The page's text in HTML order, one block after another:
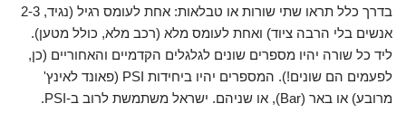
בדרך כלל תראו שתי שורות או טבלאות: אחת לעומס רגיל (נגיד, 2-3
אנשים בלי הרבה ציוד) ואחת לעומס מלא (רכב מלא, כולל מטען).
ליד כל שורה יהיו מספרים שונים לגלגלים הקדמיים והאחוריים (כן,
לפעמים הם שונים!). המספרים יהיו ביחידות PSI (פאונד לאינץ'
מרובע) או באר (Bar), או שניהם. ישראל משתמשת לרוב ב-PSI.